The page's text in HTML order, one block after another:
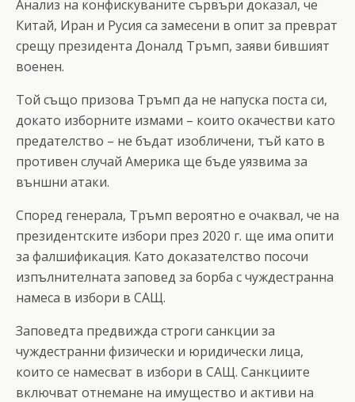
Анализ на конфискуваните сървъри доказал, че
Китай, Иран и Русия са замесени в опит за преврат
срещу президента Доналд Тръмп, заяви бившият
военен.
Той също призова Тръмп да не напуска поста си,
докато изборните измами – които окачестви като
предателство – не бъдат изобличени, тъй като в
противен случай Америка ще бъде уязвима за
външни атаки.
Според генерала, Тръмп вероятно е очаквал, че на
президентските избори през 2020 г. ще има опити
за фалшификация. Като доказателство посочи
изпълнителната заповед за борба с чуждестранна
намеса в избори в САЩ.
Заповедта предвижда строги санкции за
чуждестранни физически и юридически лица,
които се намесват в избори в САЩ. Санкциите
включват отнемане на имущество и активи на